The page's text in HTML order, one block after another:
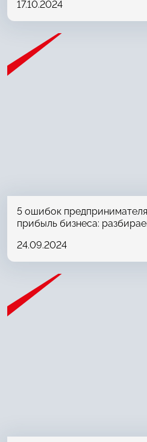
17.10.2024
5 ошибок
прибыль бизнеса:
24.09.2024